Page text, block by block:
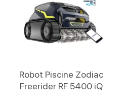
Robot Piscine Zodiac
Freerider RF 5400 iQ